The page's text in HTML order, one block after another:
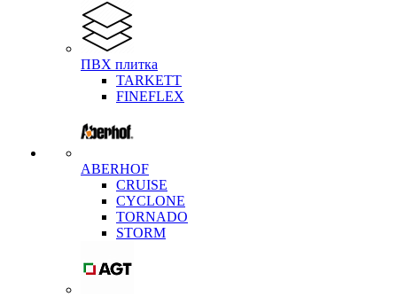
ПВХ плитка
TARKETT
FINEFLEX
ABERHOF
CRUISE
CYCLONE
TORNADO
STORM